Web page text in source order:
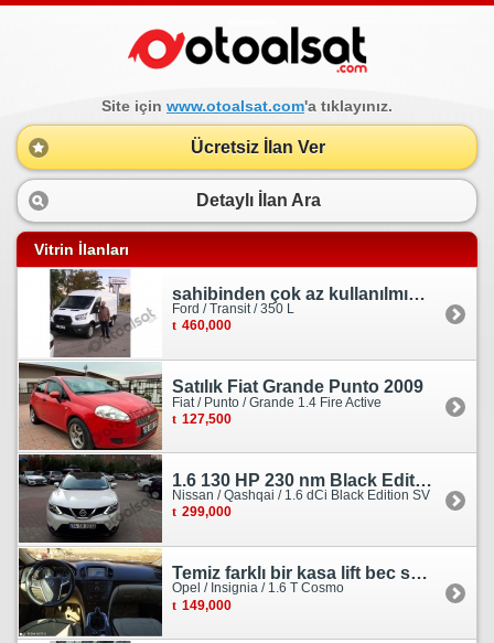
Site için www.otoalsat.com'a tıklayınız.
Ücretsiz İlan Ver
Detaylı İlan Ara
Vitrin İlanları
sahibinden çok az kullanılmış orjinal ford transit
Ford / Transit / 350 L
460,000
Satılık Fiat Grande Punto 2009
Fiat / Punto / Grande 1.4 Fire Active
127,500
1.6 130 HP 230 nm Black Edition servis bakımlı
Nissan / Qashqai / 1.6 dCi Black Edition SV
299,000
Temiz farklı bir kasa lift bec sedan görünümlü heçbek
Opel / Insignia / 1.6 T Cosmo
149,000